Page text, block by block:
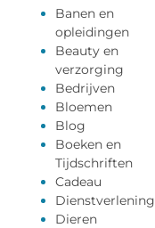
Banen en
opleidingen
Beauty en
verzorging
Bedrijven
Bloemen
Blog
Boeken en
Tijdschriften
Cadeau
Dienstverlening
Dieren